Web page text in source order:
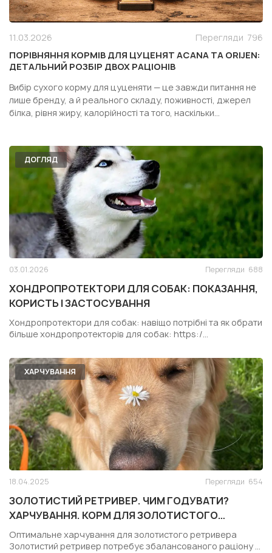
11.03.2026 Перегляди 796
ПОРІВНЯННЯ КОРМІВ ДЛЯ ЦУЦЕНЯТ ACANA ТА ORIJEN:
ДЕТАЛЬНИЙ РОЗБІР ДВОХ РАЦІОНІВ
Вибір сухого корму для цуценяти — це завжди питання не
лише бренду, а й реального складу, поживності, джерел
білка, рівня жиру, калорійності та того, наскільки
одного сегмента — Acana Puppy Recipe і Orijen Pupp...
ДОГЛЯД
03.01.2026 Перегляди 688
ХОНДРОПРОТЕКТОРИ ДЛЯ СОБАК: ПОКАЗАННЯ,
КОРИСТЬ І ЗАСТОСУВАННЯ
Хондропротектори для собак: навіщо потрібні та як обрати
більше хондропротекторів для собак: https:/...
ХАРЧУВАННЯ
18.04.2025 Перегляди 654
ЗОЛОТИСТИЙ РЕТРИВЕР. ЧИМ ГОДУВАТИ?
ХАРЧУВАННЯ. КОРМ ДЛЯ ЗОЛОТИСТОГО
РЕТРИВЕРА
Оптимальне харчування для золотистого ретривера
Золотистий ретривер потребує збалансованого раціону ...